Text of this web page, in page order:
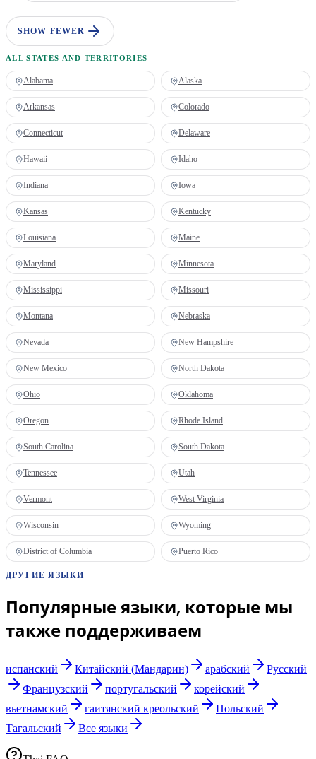
SHOW FEWER
ALL STATES AND TERRITORIES
Alabama Alaska
Arkansas Colorado
Connecticut Delaware
Hawaii Idaho
Indiana Iowa
Kansas Kentucky
Louisiana Maine
Maryland Minnesota
Mississippi Missouri
Montana Nebraska
Nevada New Hampshire
New Mexico North Dakota
Ohio Oklahoma
Oregon Rhode Island
South Carolina South Dakota
Tennessee Utah
Vermont West Virginia
Wisconsin Wyoming
District of Columbia Puerto Rico
ДРУГИЕ ЯЗЫКИ
Популярные языки, которые мы
также поддерживаем
испанский Китайский (Мандарин) арабский
Русский
Французский
португальский
корейский
вьетнамский
гаитянский креольский
Польский
Тагальский
Все языки